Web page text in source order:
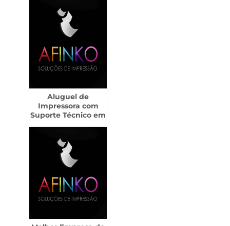
Aluguel de
Impressora com
Suporte Técnico em